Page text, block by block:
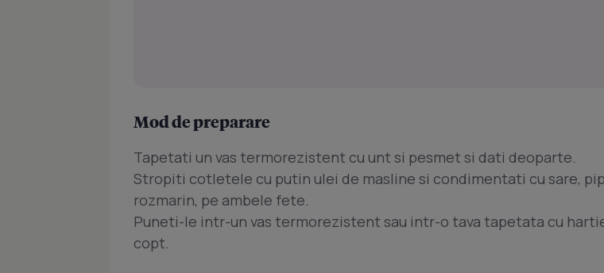
Mod de preparare
Tapetati un vas termorezistent cu unt si pesmet si dati deoparte.
Stropiti cotletele cu putin ulei de masline si condimentati cu sare,
rozmarin, pe ambele fete.
Puneti-le intr-un vas termorezistent sau intr-o tava tapetata cu
copt.